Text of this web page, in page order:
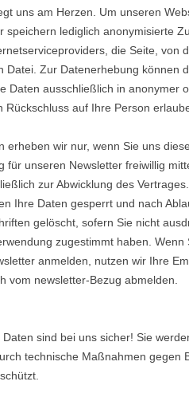
uns am Herzen. Um unseren
speichern lediglich anonymisierte
die Seite, von
Datei. Zur Datenerhebung können
Daten ausschließlich in anonymer
Rückschluss auf Ihre Person
erheben wir nur, wenn Sie uns
für unseren Newsletter freiwillig
zur Abwicklung des
Ihre Daten gesperrt und nach
gelöscht, sofern Sie nicht
zugestimmt haben.
anmelden, nutzen wir Ihre
vom newsletter-Bezug abmelden.
sind bei uns sicher! Sie
technische Maßnahmen gegen